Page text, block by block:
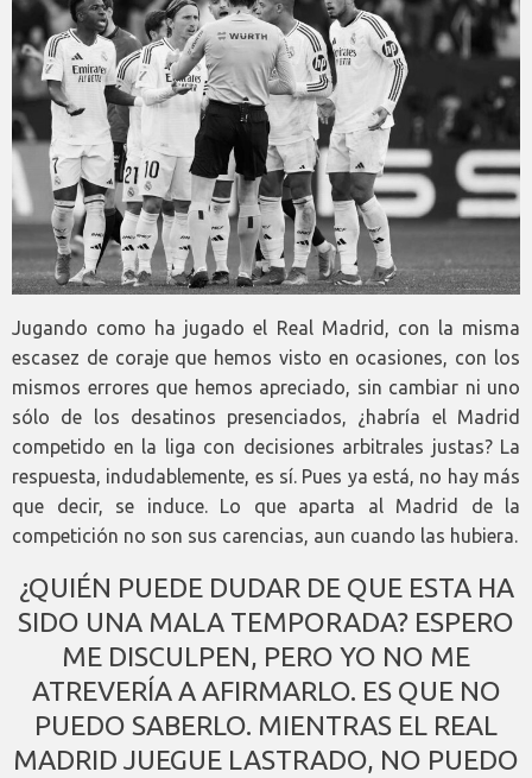
Jugando como ha jugado el Real Madrid, con la misma
escasez de coraje que hemos visto en ocasiones, con los
mismos errores que hemos apreciado, sin cambiar ni uno
sólo de los desatinos presenciados, ¿habría el Madrid
competido en la liga con decisiones arbitrales justas? La
respuesta, indudablemente, es sí. Pues ya está, no hay más
que decir, se induce. Lo que aparta al Madrid de la
competición no son sus carencias, aun cuando las hubiera.
¿QUIÉN PUEDE DUDAR DE QUE ESTA HA
SIDO UNA MALA TEMPORADA? ESPERO
ME DISCULPEN, PERO YO NO ME
ATREVERÍA A AFIRMARLO. ES QUE NO
PUEDO SABERLO. MIENTRAS EL REAL
MADRID JUEGUE LASTRADO, NO PUEDO